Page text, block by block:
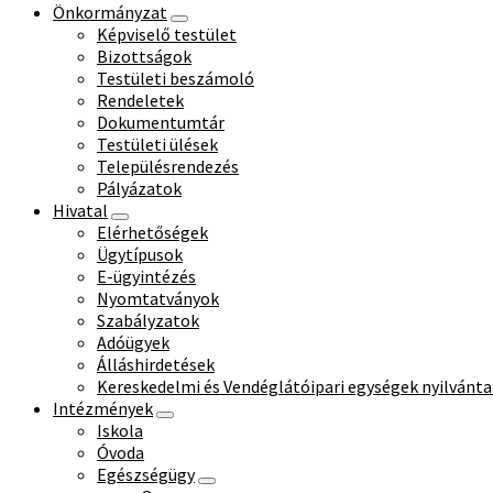
Önkormányzat
Képviselő testület
Bizottságok
Testületi beszámoló
Rendeletek
Dokumentumtár
Testületi ülések
Településrendezés
Pályázatok
Hivatal
Elérhetőségek
Ügytípusok
E-ügyintézés
Nyomtatványok
Szabályzatok
Adóügyek
Álláshirdetések
Kereskedelmi és Vendéglátóipari egységek
Intézmények
Iskola
Óvoda
Egészségügy